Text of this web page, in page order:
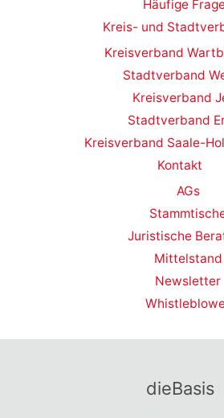
Häufige
Kreis- und
Kreisverband
Stadtverband
Kreisverband
Stadtverband
Kreisverband Saale-
Kontakt
AGs
Juristische
Mittelstand
Newsletter
dieBasis